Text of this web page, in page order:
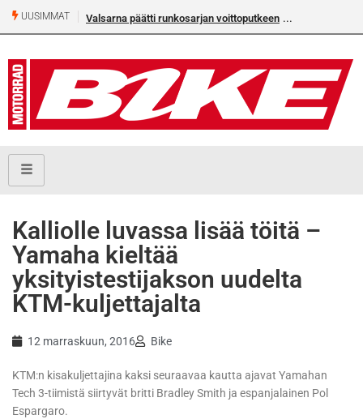
UUSIMMAT Valsarna päätti runkosarjan voittoputkeen
Kalliolle luvassa lisää töitä –
Yamaha kieltää
yksityistestijakson uudelta
KTM-kuljettajalta
12 marraskuun, 2016 Bike
KTM:n kisakuljettajina kaksi seuraavaa kautta ajavat Yamahan
Tech 3-tiimistä siirtyvät britti Bradley Smith ja espanjalainen Pol
Espargaro.